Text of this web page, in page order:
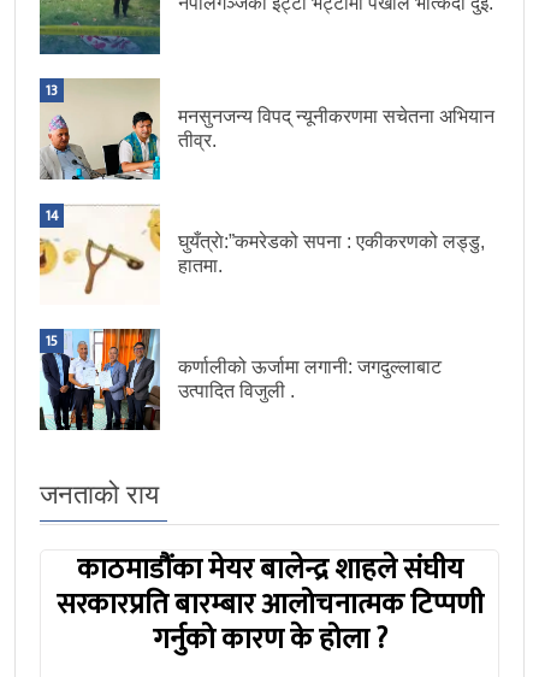
13
मनसुनजन्य विपद् न्यूनीकरणमा सचेतना अभियान
तीव्र.
14
घुयँत्राे:”कमरेडको सपना : एकीकरणको लड्डु,
हातमा.
15
कर्णालीको ऊर्जामा लगानी: जगदुल्लाबाट
उत्पादित विजुली .
जनताको राय
काठमाडौंका मेयर बालेन्द्र शाहले संघीय
सरकारप्रति बारम्बार आलोचनात्मक टिप्पणी
गर्नुको कारण के होला ?